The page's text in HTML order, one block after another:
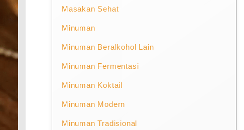
Masakan Sehat
Minuman
Minuman Beralkohol Lain
Minuman Fermentasi
Minuman Koktail
Minuman Modern
Minuman Tradisional